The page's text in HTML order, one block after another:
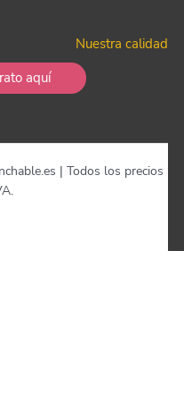
Nuestra calidad
aquí
| Todos los precios